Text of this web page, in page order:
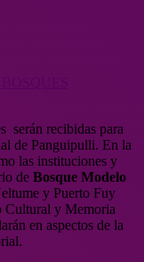
serán recibidas para
de Panguipulli. En la
las instituciones y
de Bosque Modelo
y Puerto Fuy
Cultural y Memoria
en aspectos de la